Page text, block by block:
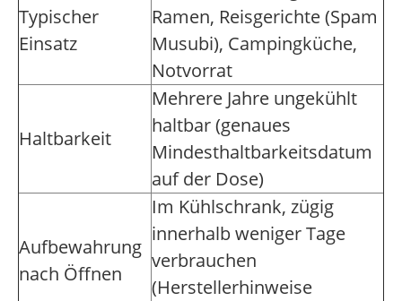
Typischer
Einsatz
Ramen, Reisgerichte (Spam
Musubi), Campingküche,
Notvorrat
Haltbarkeit
Mehrere Jahre ungekühlt
haltbar (genaues
Mindesthaltbarkeitsdatum
auf der Dose)
Aufbewahrung
nach Öffnen
Im Kühlschrank, zügig
innerhalb weniger Tage
verbrauchen
(Herstellerhinweise